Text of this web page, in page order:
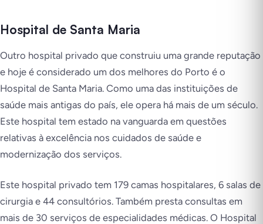
Hospital de Santa Maria
Outro hospital privado que construiu uma grande reputação
e hoje é considerado um dos melhores do Porto é o
Hospital de Santa Maria. Como uma das instituições de
saúde mais antigas do país, ele opera há mais de um século.
Este hospital tem estado na vanguarda em questões
relativas à excelência nos cuidados de saúde e
modernização dos serviços.
Este hospital privado tem 179 camas hospitalares, 6 salas de
cirurgia e 44 consultórios. Também presta consultas em
mais de 30 serviços de especialidades médicas. O Hospital